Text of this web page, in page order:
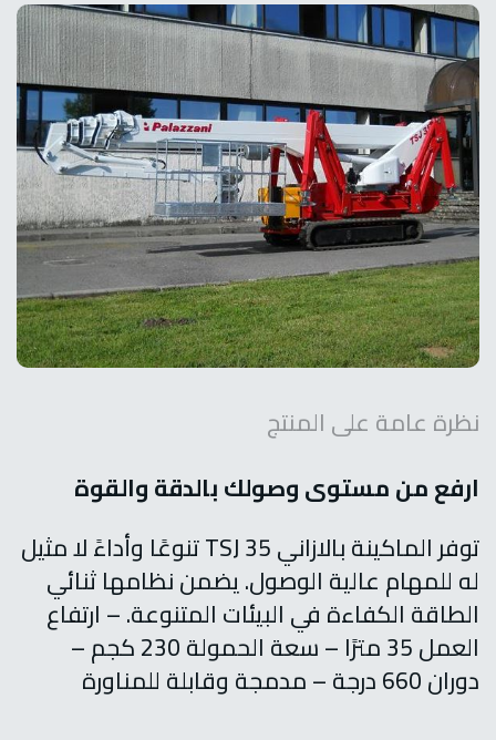
نظرة عامة على المنتج
ارفع من مستوى وصولك بالدقة والقوة
توفر الماكينة بالازاني TSJ 35 تنوعًا وأداءً لا مثيل
له للمهام عالية الوصول. يضمن نظامها ثنائي
الطاقة الكفاءة في البيئات المتنوعة.– ارتفاع
العمل 35 مترًا – سعة الحمولة 230 كجم –
دوران 660 درجة – مدمجة وقابلة للمناورة